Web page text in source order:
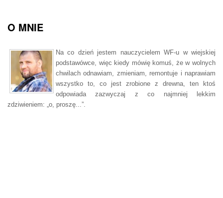
O MNIE
Na co dzień jestem nauczycielem WF-u w wiejskiej
podstawówce, więc kiedy mówię komuś, że w wolnych
chwilach odnawiam, zmieniam, remontuje i naprawiam
wszystko to, co jest zrobione z drewna, ten ktoś
odpowiada zazwyczaj z co najmniej lekkim
zdziwieniem: „o, proszę...”.